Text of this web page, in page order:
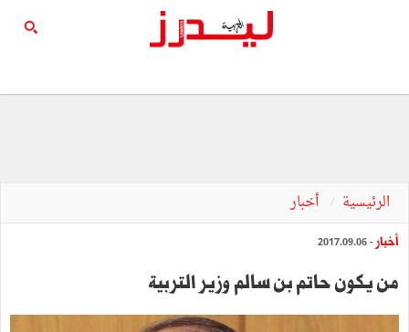
الرئيسية أخبار
أخبار - 2017.09.06
من يكون حاتم بن سالم وزير التربية